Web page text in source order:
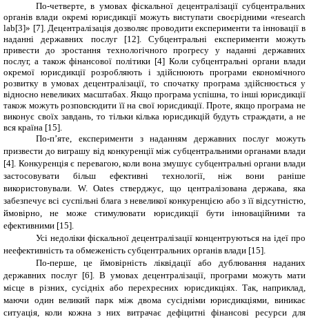
По-четверте, в умовах фіскальної децентралізації субцентральних
органів влади окремі юрисдикції можуть виступати своєрідними «research
lab[3]» [7]. Децентралізація дозволяє проводити експерименти та інновації в
наданні державних послуг [12]. Субцентральні експерименти можуть
привести до зростання технологічного прогресу у наданні державних
послуг, а також фінансової політики [4] Коли субцентральні органи влади
окремої юрисдикції розробляють і здійснюють програми економічного
розвитку в умовах децентралізації, то спочатку програма здійснюється у
відносно невеликих масштабах. Якщо програма успішна, то інші юрисдикції
також можуть розповсюдити її на свої юрисдикції. Проте, якщо програма не
виконує своїх завдань, то тільки кілька юрисдикцій будуть страждати, а не
вся країна [15].
По-п’яте, експерименти з наданням державних послуг можуть
призвести до виграшу від конкуренції між субцентральними органами влади
[4]. Конкуренція є перевагою, коли вона змушує субцентральні органи влади
застосовувати більш ефективні технології, ніж вони раніше
використовували. W. Oates стверджує, що централізована держава, яка
забезпечує всі суспільні блага з невеликої конкуренцією або з її відсутністю,
ймовірно, не може стимулювати юрисдикції бути інноваційними та
ефективними [15].
Усі недоліки фіскальної децентралізації концентруються на ідеї про
неефективність та обмеженість субцентральних органів влади [15].
По-перше, це ймовірність ліквідації або дублювання наданих
державних послуг [6]. В умовах децентралізації, програми можуть мати
місце в різних, сусідніх або перехресних юрисдикціях. Так, наприклад,
маючи один великий парк між двома сусідніми юрисдикціями, виникає
ситуація, коли кожна з них витрачає дефіцитні фінансові ресурси для